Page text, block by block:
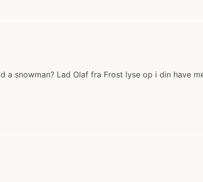
a snowman? Lad Olaf fra Frost lyse op i din have